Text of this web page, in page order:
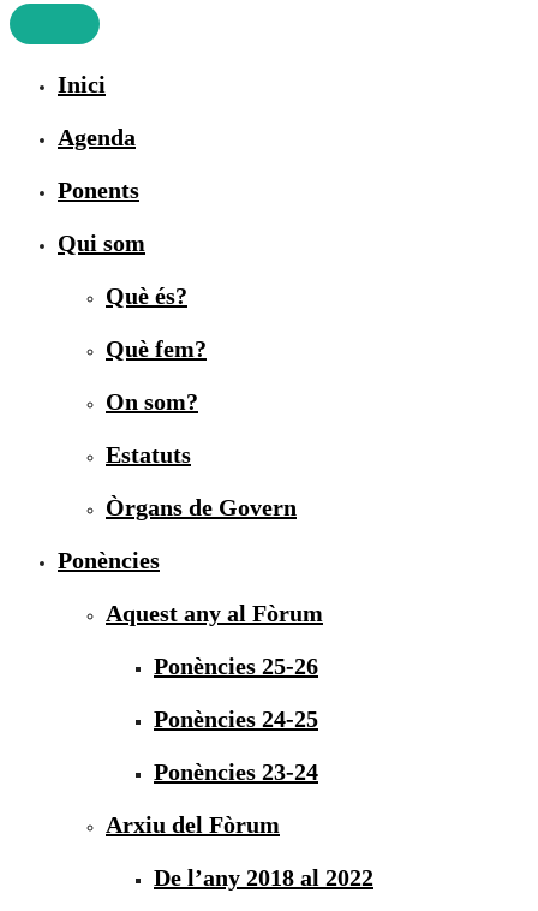
Inici
Agenda
Ponents
Qui som
Què és?
Què fem?
On som?
Estatuts
Òrgans de Govern
Ponències
Aquest any al Fòrum
Ponències 25-26
Ponències 24-25
Ponències 23-24
Arxiu del Fòrum
De l’any 2018 al 2022